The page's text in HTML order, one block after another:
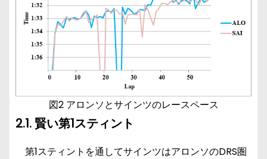
図2 アロンソとサインツのレースペース
2.1. 賢い第1スティント
第1スティントを通してサインツはアロンソのDRS圏